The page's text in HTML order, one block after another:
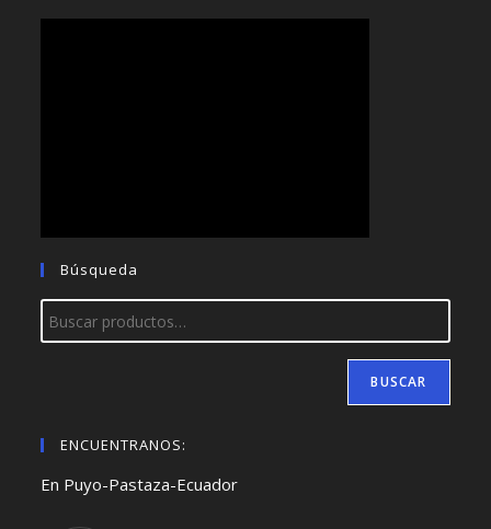
Búsqueda
BUSCAR
ENCUENTRANOS:
En Puyo-Pastaza-Ecuador